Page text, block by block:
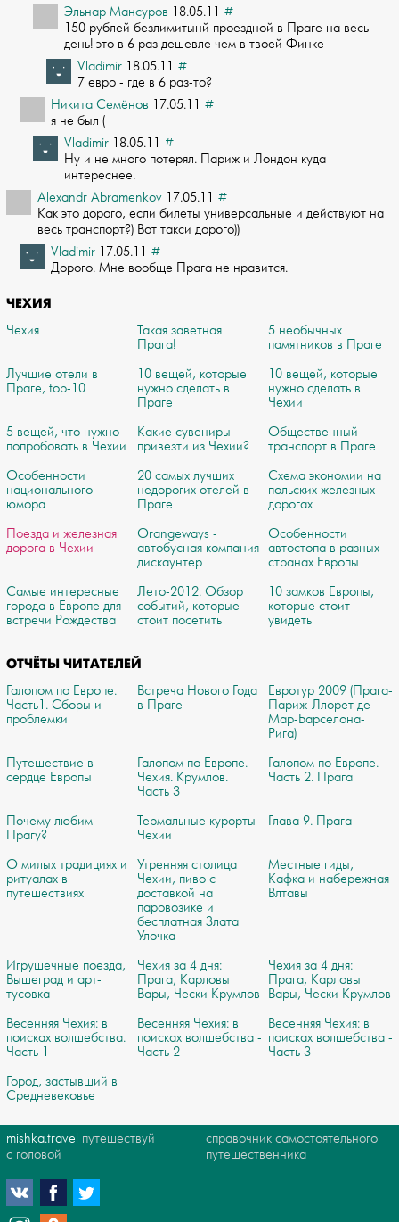
Эльнар Мансуров 18.05.11 #
150 рублей безлимитынй проездной в Праге на весь
день! это в 6 раз дешевле чем в ­твоей Финке
Vladimir 18.05.11 #
7 евро - где в 6 раз-то?
Никита Семёнов 17.05.11 #
я не был (
Vladimir 18.05.11 #
Ну и не много потерял. Париж и Лондон куда
интереснее.
Alexandr Abramenkov 17.05.11 #
Как это дорого, если билеты универсальные и действуют на
весь транспорт?) Вот так­си дорого))
Vladimir 17.05.11 #
Дорого. Мне вообще Прага не нравится.
ЧЕХИЯ
Чехия
Такая заветная
Прага!
5 необычных
памятников в Праге
Лучшие отели в
Праге, top-10
10 вещей, которые
нужно сделать в
Праге
10 вещей, которые
нужно сделать в
Чехии
5 вещей, что нужно
попробовать в Чехии
Какие сувениры
привезти из Чехии?
Общественный
транспорт в Праге
Особенности
национального
юмора
20 самых лучших
недорогих отелей в
Праге
Схема экономии на
польских железных
дорогах
Поезда и железная
дорога в Чехии
Orangeways -
автобусная компания
дискаунтер
Особенности
автостопа в разных
странах Европы
Самые интересные
города в Европе для
встречи Рождества
Лето-2012. Обзор
событий, которые
стоит посетить
10 замков Европы,
которые стоит
увидеть
ОТЧЁТЫ ЧИТАТЕЛЕЙ
Галопом по Европе.
Часть1. Сборы и
проблемки
Встреча Нового Года
в Праге
Евротур 2009 (Прага-
Париж-Ллорет де
Мар-Барселона-
Рига)
Путешествие в
сердце Европы
Галопом по Европе.
Чехия. Крумлов.
Часть 3
Галопом по Европе.
Часть 2. Прага
Почему любим
Прагу?
Термальные курорты
Чехии
Глава 9. Прага
О милых традициях и
ритуалах в
путешествиях
Утренняя столица
Чехии, пиво с
доставкой на
паровозике и
бесплатная Злата
Улочка
Местные гиды,
Кафка и набережная
Влтавы
Игрушечные поезда,
Вышеград и арт-
тусовка
Чехия за 4 дня:
Прага, Карловы
Вары, Чески Крумлов
Чехия за 4 дня:
Прага, Карловы
Вары, Чески Крумлов
Весенняя Чехия: в
поисках волшебства.
Часть 1
Весенняя Чехия: в
поисках волшебства -
Часть 2
Весенняя Чехия: в
поисках волшебства -
Часть 3
Город, застывший в
Средневековье
mishka.travel путешествуй
с головой
справочник самостоятельного
путешественника